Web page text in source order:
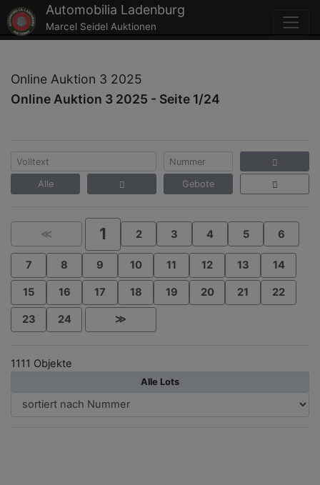
Automobilia Ladenburg
Marcel Seidel Auktionen
Online Auktion 3 2025
Online Auktion 3 2025 - Seite 1/24
Alle Gebote
≪ 1 2 3 4 5 6
7 8 9 10 11 12 13 14
15 16 17 18 19 20 21 22
23 24 ≫
1111 Objekte
Alle Lots